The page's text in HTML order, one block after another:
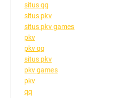
situs qq
situs pkv
situs pkv games
pkv
pkv qq
situs pkv
pkv games
pkv
qq